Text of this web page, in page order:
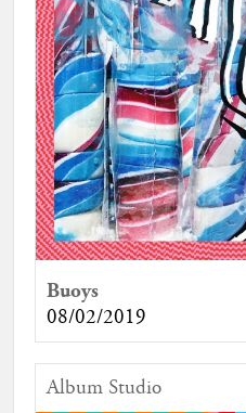
Buoys
08/02/2019
Album Studio